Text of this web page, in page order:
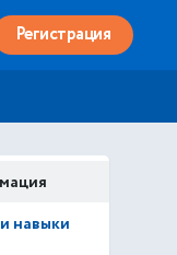
Регистрация
навыки